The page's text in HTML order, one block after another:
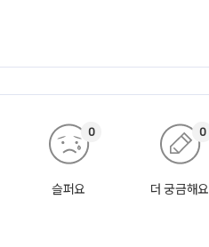
슬퍼요
0
더 궁금해요
0